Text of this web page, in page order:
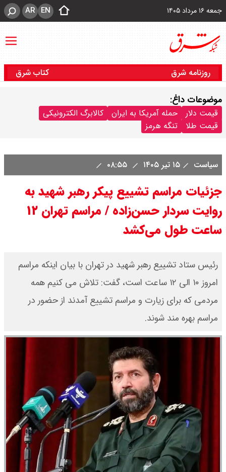
جمعه ۱۶ مرداد ۱۴۰۵ EN
AR
روزنامه شرق کتاب شرق
موضوعات داغ:
قیمت دلار حمله آمریکا به ایران
کالابرگ الکترونیکی
قیمت طلا
تنگه هرمز
سیاست ۱۵ تیر ۱۴۰۵
جزئیات مراسم تشییع پیکر رهبر شهید به
روایت سردار حسن‌زاده / مراسم تهران ۱۲
ساعت طول می‌کشد
رئیس ستاد تشییع رهبر شهید در تهران با بیان اینکه مراسم
امروز ۱۰ الی ۱۲ ساعت است، گفت: تلاش می کنیم همه
مردمی که برای زیارت و مراسم تشییع آمدند از حضور در
مراسم بهره مند شوند.